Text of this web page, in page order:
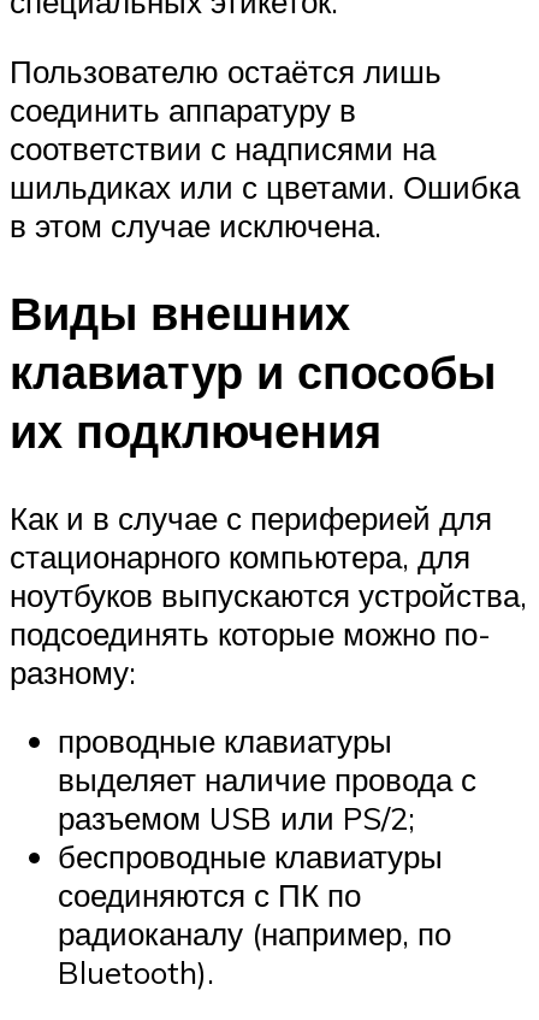
Пользователю остаётся лишь
соединить аппаратуру в
соответствии с надписями на
шильдиках или с цветами. Ошибка
в этом случае исключена.
Виды внешних
клавиатур и способы
их подключения
Как и в случае с периферией для
стационарного компьютера, для
ноутбуков выпускаются устройства,
подсоединять которые можно по-
разному:
проводные клавиатуры
выделяет наличие провода с
разъемом USB или PS/2;
беспроводные клавиатуры
соединяются с ПК по
радиоканалу (например, по
Bluetooth).